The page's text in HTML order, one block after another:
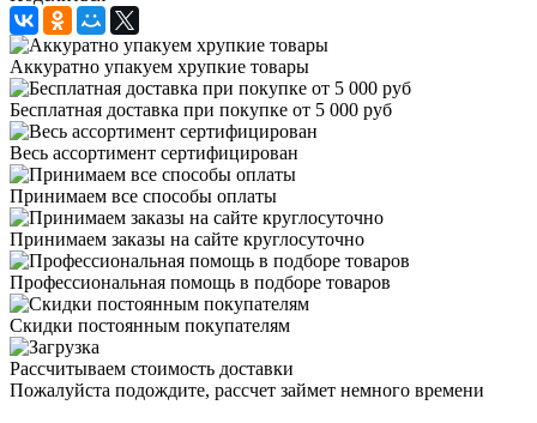
Аккуратно упакуем хрупкие товары
Бесплатная доставка при покупке от 5 000 руб
Весь ассортимент сертифицирован
Принимаем все способы оплаты
Принимаем заказы на сайте круглосуточно
Профессиональная помощь в подборе товаров
Скидки постоянным покупателям
Рассчитываем стоимость доставки
Пожалуйста подождите, рассчет займет немного времени